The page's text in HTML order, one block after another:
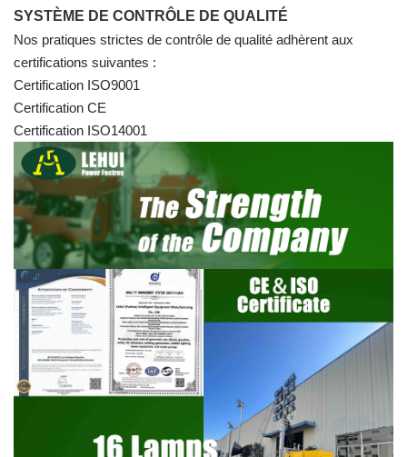
SYSTÈME DE CONTRÔLE DE QUALITÉ
Nos pratiques strictes de contrôle de qualité adhèrent aux
certifications suivantes :
Certification ISO9001
Certification CE
Certification ISO14001